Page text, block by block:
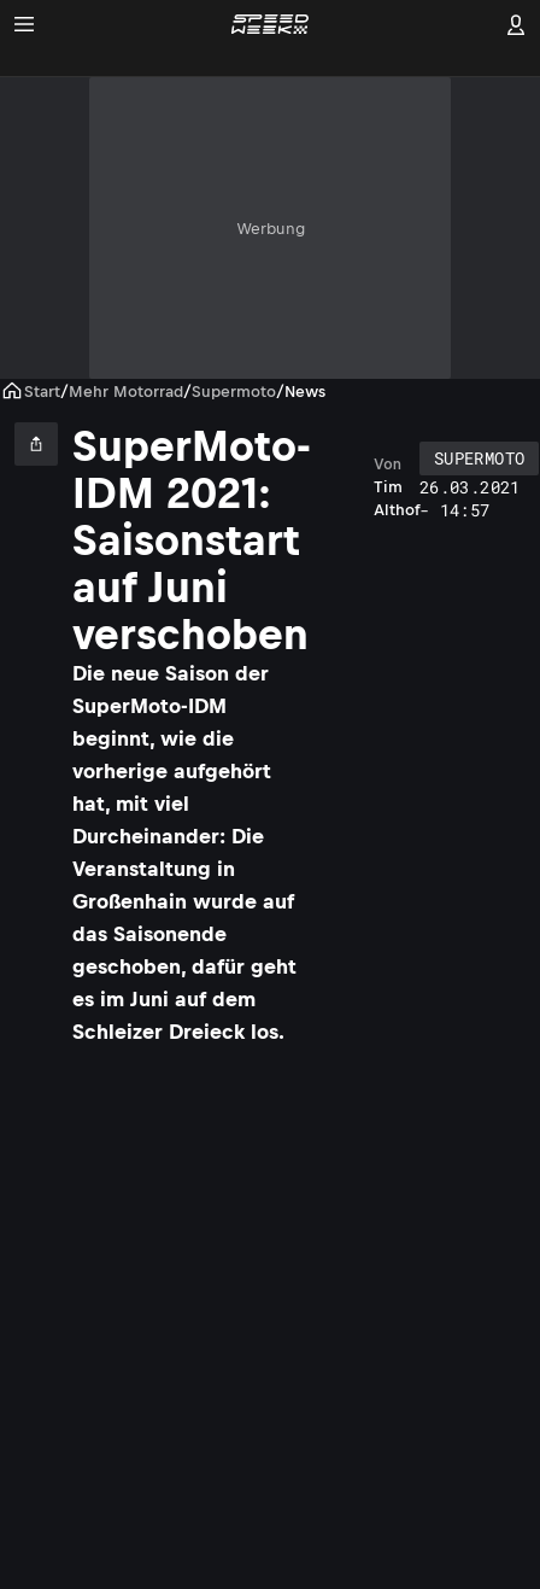
Werbung
Start/Mehr Motorrad/Supermoto/News
SuperMoto-
IDM 2021:
Saisonstart
auf Juni
verschoben
Die neue Saison der
SuperMoto-IDM
beginnt, wie die
vorherige aufgehört
hat, mit viel
Durcheinander: Die
Veranstaltung in
Großenhain wurde auf
das Saisonende
geschoben, dafür geht
es im Juni auf dem
Schleizer Dreieck los.
Tim
Althof
Von
SUPERMOTO
26.03.2021
- 14:57